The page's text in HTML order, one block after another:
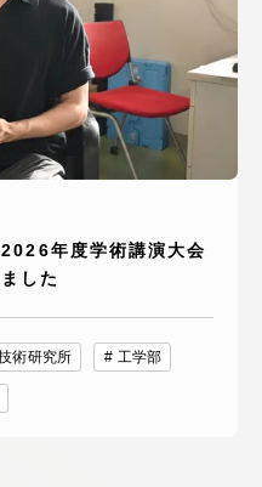
年度学術講演大会
した
術研究所 工学部